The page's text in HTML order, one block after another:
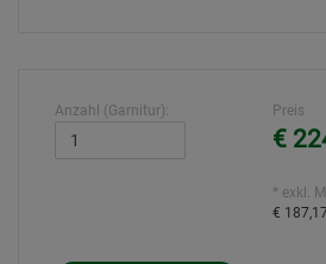
Anzahl (Garnitur): Preis
€
* exkl.
€ 187,17